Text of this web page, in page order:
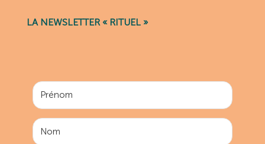
LA NEWSLETTER « RITUEL »